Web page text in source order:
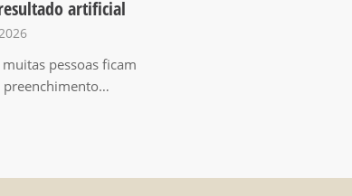
artificial
pessoas ficam
preenchimento…